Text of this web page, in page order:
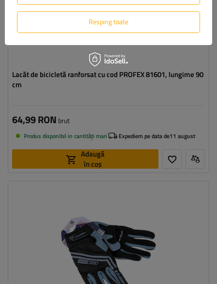
Lacăt de bicicletă ranforsat cu cod PROFEX 81601, lungime 90
cm
64,99 RON brut
Produs disponibil in cantități mari Expediem pe data de11 august
Adaugă
în coș
Resping toate